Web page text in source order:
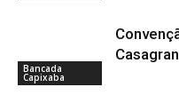
Bancada
Capixaba